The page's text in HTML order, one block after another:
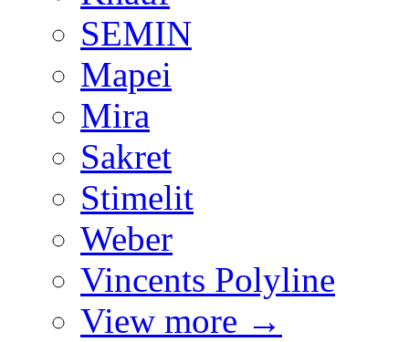
SEMIN
Mapei
Mira
Sakret
Stimelit
Weber
Vincents Polyline
View more →